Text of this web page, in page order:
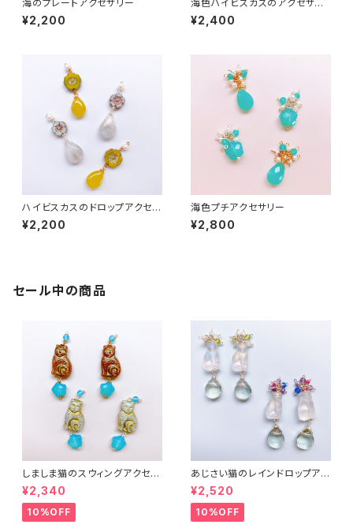
海のプレートアクセサリー
¥2,200
海色ハイビスカスのアクセサリ
ー
¥2,400
ハイビスカスのドロップアクセサ
リー
¥2,200
海色プチアクセサリー
¥2,800
セール中の商品
しましま猫のスウィングアクセサ
リー２
¥2,340
10%OFF
あじさい猫のレインドロップアク
セサリー３
¥2,520
10%OFF